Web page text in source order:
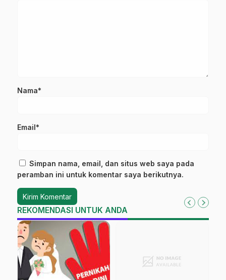
Nama*
Email*
Simpan nama, email, dan situs web saya pada
peramban ini untuk komentar saya berikutnya.
REKOMENDASI UNTUK ANDA